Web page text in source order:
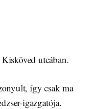
utcában.
így csak ma
igazgatója.